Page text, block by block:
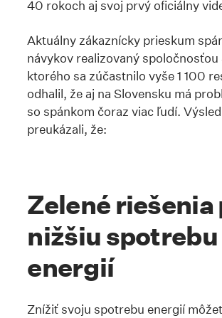
40 rokoch aj svoj prvý oficiálny
Aktuálny zákaznícky prieskum
návykov realizovaný spoločnosťou
ktorého sa zúčastnilo vyše 1 100
odhalil, že aj na Slovensku má
so spánkom čoraz viac ľudí.
preukázali, že:
Zelené riešenia
nižšiu spotrebu
energií
Znížiť svoju spotrebu energií